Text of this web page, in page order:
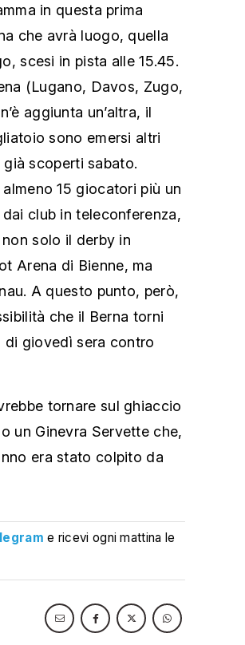
in questa prima
che avrà luogo, quella
scesi in pista alle 15.45.
(Lugano, Davos, Zugo,
aggiunta un’altra, il
sono emersi altri
scoperti sabato.
15 giocatori più un
club in teleconferenza,
solo il derby in
Arena di Bienne, ma
A questo punto, però,
che il Berna torni
di giovedì sera contro
tornare sul ghiaccio
un Ginevra Servette che,
era stato colpito da
e ricevi ogni mattina le